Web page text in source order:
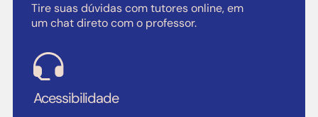
Tire suas dúvidas com tutores online, em
um chat direto com o professor.
Acessibilidade